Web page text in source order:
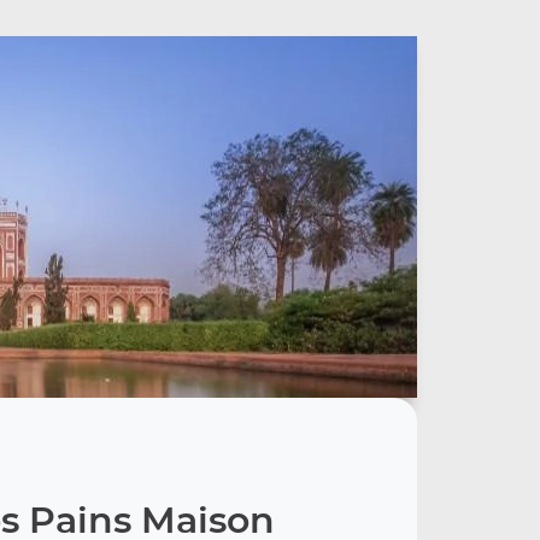
Pains Maison